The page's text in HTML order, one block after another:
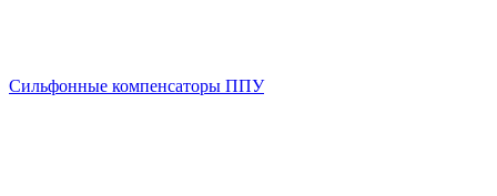
Сильфонные компенсаторы ППУ